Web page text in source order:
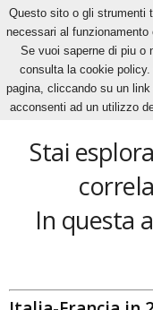
Home Tags Rai sport 1
rai sport 1
Stai
In questa
Questo sito o gli strumenti
necessari al
Se vuoi saperne di piu o
consulta la cookie
pagina, cliccando su un
acconsenti ad un utilizzo